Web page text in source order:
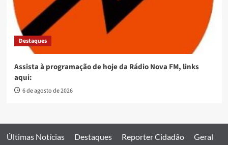
Destaques
Assista à programação de hoje da Rádio Nova FM, links
aqui:
6 de agosto de 2026
Últimas Notícias Destaques Reporter Cidadão
Geral